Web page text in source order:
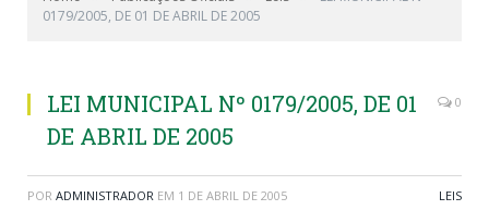
0179/2005, DE 01 DE ABRIL DE 2005
LEI MUNICIPAL Nº 0179/2005, DE 01
DE ABRIL DE 2005
0
POR ADMINISTRADOR EM 1 DE ABRIL DE 2005 LEIS